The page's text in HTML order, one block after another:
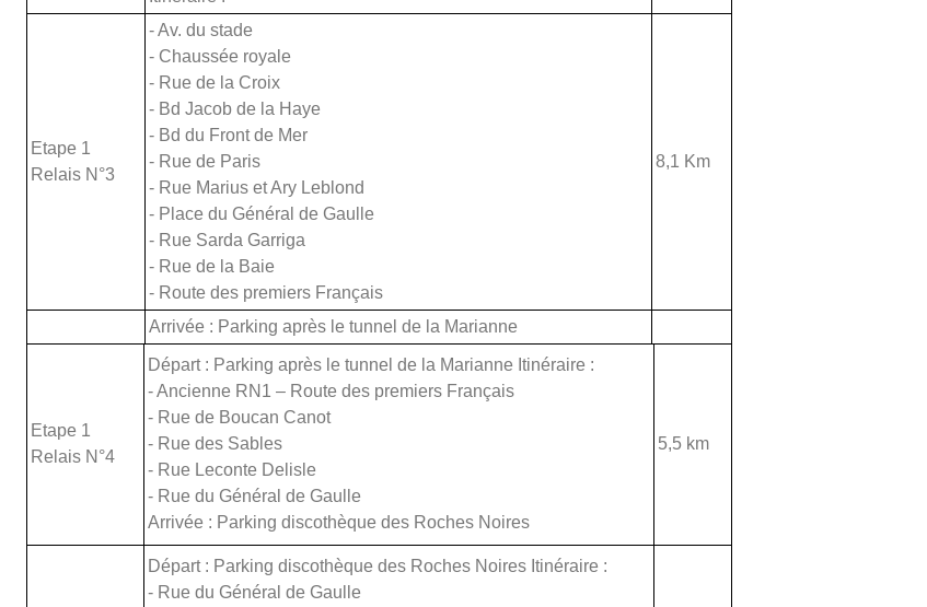
Etape 1
Relais N°3
- Av. du stade
- Chaussée royale
- Rue de la Croix
- Bd Jacob de la Haye
- Bd du Front de Mer
- Rue de Paris
- Rue Marius et Ary Leblond
- Place du Général de Gaulle
- Rue Sarda Garriga
- Rue de la Baie
- Route des premiers Français
8,1 Km
Arrivée : Parking après le tunnel de la Marianne
Etape 1
Relais N°4
Départ : Parking après le tunnel de la Marianne Itinéraire :
- Ancienne RN1 – Route des premiers Français
- Rue de Boucan Canot
- Rue des Sables
- Rue Leconte Delisle
- Rue du Général de Gaulle
Arrivée : Parking discothèque des Roches Noires
5,5 km
Départ : Parking discothèque des Roches Noires Itinéraire :
- Rue du Général de Gaulle